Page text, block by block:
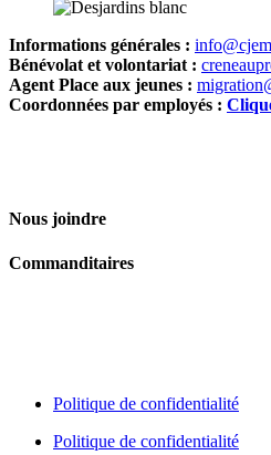
Informations générales :
Bénévolat et volontariat :
Agent Place aux jeunes :
Coordonnées par employés :
Nous joindre
Commanditaires
Politique de confidentialité
Politique de confidentialité